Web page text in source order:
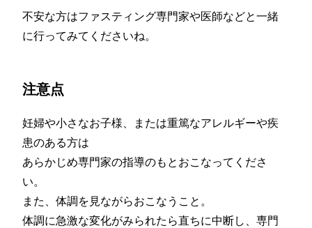
不安な方はファスティング専門家や医師などと一緒
に行ってみてくださいね。
注意点
妊婦や小さなお子様、または重篤なアレルギーや疾
患のある方は
あらかじめ専門家の指導のもとおこなってくださ
い。
また、体調を見ながらおこなうこと。
体調に急激な変化がみられたら直ちに中断し、専門